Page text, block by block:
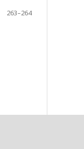
263–264